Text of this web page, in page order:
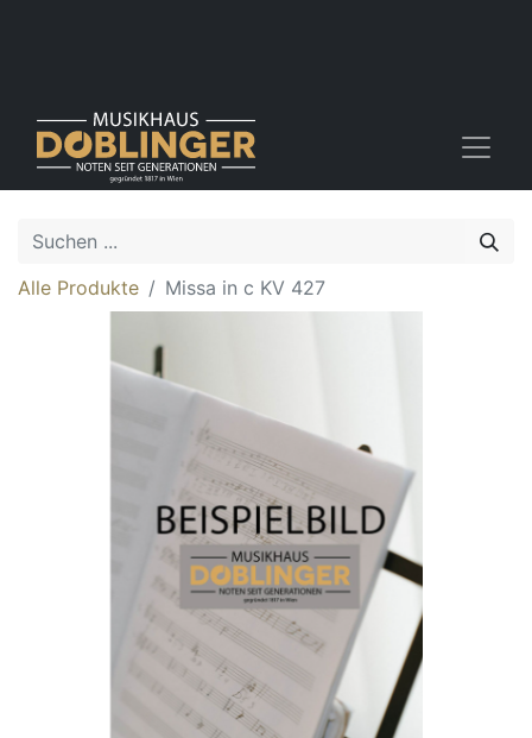
Alle Produkte Missa in c KV 427